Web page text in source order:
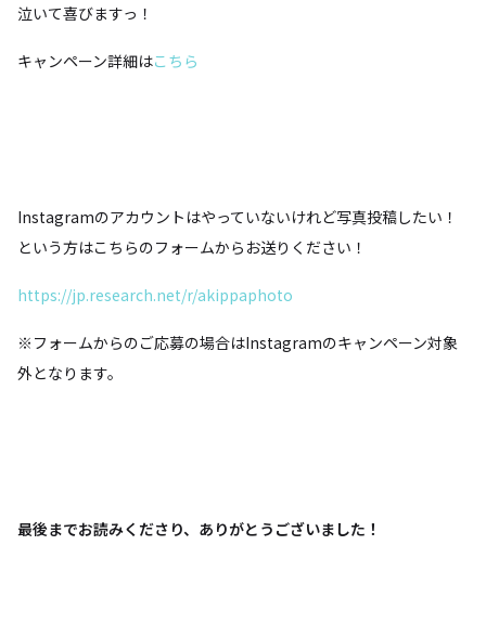
泣いて喜びますっ！
キャンペーン詳細はこちら
Instagramのアカウントはやっていないけれど写真投稿したい！
という方はこちらのフォームからお送りください！
https://jp.research.net/r/akippaphoto
※フォームからのご応募の場合はInstagramのキャンペーン対象
外となります。
最後までお読みくださり、ありがとうございました！